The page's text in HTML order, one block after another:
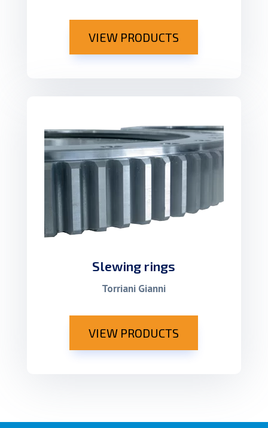
VIEW PRODUCTS
Slewing rings
Torriani Gianni
VIEW PRODUCTS